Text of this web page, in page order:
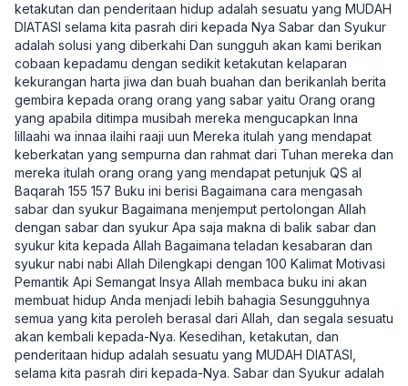
ketakutan dan penderitaan hidup adalah sesuatu yang MUDAH
DIATASI selama kita pasrah diri kepada Nya Sabar dan Syukur
adalah solusi yang diberkahi Dan sungguh akan kami berikan
cobaan kepadamu dengan sedikit ketakutan kelaparan
kekurangan harta jiwa dan buah buahan dan berikanlah berita
gembira kepada orang orang yang sabar yaitu Orang orang
yang apabila ditimpa musibah mereka mengucapkan Inna
lillaahi wa innaa ilaihi raaji uun Mereka itulah yang mendapat
keberkatan yang sempurna dan rahmat dari Tuhan mereka dan
mereka itulah orang orang yang mendapat petunjuk QS al
Baqarah 155 157 Buku ini berisi Bagaimana cara mengasah
sabar dan syukur Bagaimana menjemput pertolongan Allah
dengan sabar dan syukur Apa saja makna di balik sabar dan
syukur kita kepada Allah Bagaimana teladan kesabaran dan
syukur nabi nabi Allah Dilengkapi dengan 100 Kalimat Motivasi
Pemantik Api Semangat Insya Allah membaca buku ini akan
membuat hidup Anda menjadi lebih bahagia Sesungguhnya
semua yang kita peroleh berasal dari Allah, dan segala sesuatu
akan kembali kepada-Nya. Kesedihan, ketakutan, dan
penderitaan hidup adalah sesuatu yang MUDAH DIATASI,
selama kita pasrah diri kepada-Nya. Sabar dan Syukur adalah